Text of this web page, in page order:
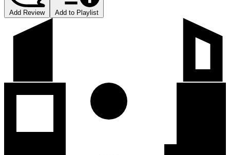
Add Review Add to Playlist